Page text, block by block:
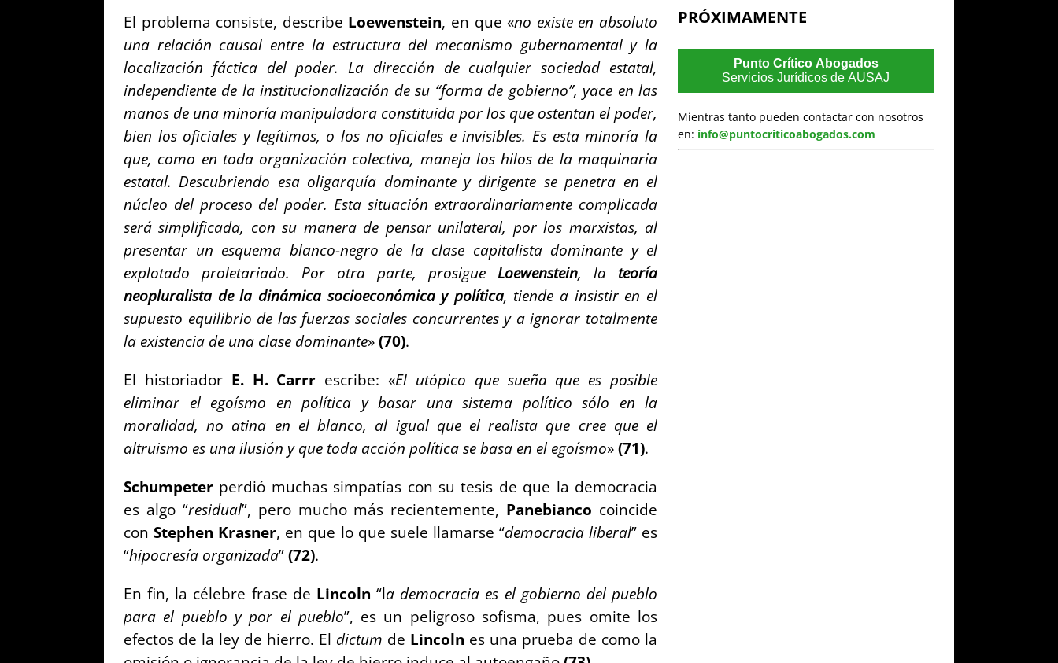
El problema consiste, describe Loewenstein, en que «no existe en absoluto
una relación causal entre la estructura del mecanismo gubernamental y la
localización fáctica del poder. La dirección de cualquier sociedad estatal,
independiente de la institucionalización de su “forma de gobierno”, yace en las
manos de una minoría manipuladora constituida por los que ostentan el poder,
bien los oficiales y legítimos, o los no oficiales e invisibles. Es esta minoría la
que, como en toda organización colectiva, maneja los hilos de la maquinaria
estatal. Descubriendo esa oligarquía dominante y dirigente se penetra en el
núcleo del proceso del poder. Esta situación extraordinariamente complicada
será simplificada, con su manera de pensar unilateral, por los marxistas, al
presentar un esquema blanco-negro de la clase capitalista dominante y el
explotado proletariado. Por otra parte, prosigue Loewenstein, la teoría
neopluralista de la dinámica socioeconómica y política, tiende a insistir en el
supuesto equilibrio de las fuerzas sociales concurrentes y a ignorar totalmente
la existencia de una clase dominante» (70).
El historiador E. H. Carrr escribe: «El utópico que sueña que es posible
eliminar el egoísmo en política y basar una sistema político sólo en la
moralidad, no atina en el blanco, al igual que el realista que cree que el
altruismo es una ilusión y que toda acción política se basa en el egoísmo» (71).
Schumpeter perdió muchas simpatías con su tesis de que la democracia
es algo “residual”, pero mucho más recientemente, Panebianco coincide
conStephen Krasner, en que lo que suele llamarse “democracia liberal” es
“hipocresía organizada” (72).
En fin, la célebre frase de Lincoln “la democracia es el gobierno del pueblo
para el pueblo y por el pueblo”, es un peligroso sofisma, pues omite los
efectos de la ley de hierro. El dictum de Lincoln es una prueba de como la
PRÓXIMAMENTE
Punto Crítico Abogados
Servicios Jurídicos de AUSAJ
Mientras tanto pueden contactar con nosotros
en: info@puntocriticoabogados.com